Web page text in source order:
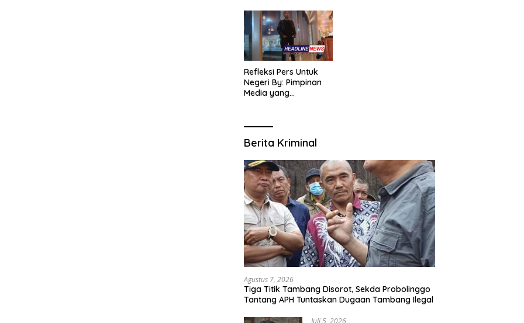
Refleksi Pers Untuk
Negeri By: Pimpinan
Media yang
MULTIMEDIA
Berita Kriminal
Agustus 7, 2026
Tiga Titik Tambang Disorot, Sekda Probolinggo
Tantang APH Tuntaskan Dugaan Tambang Ilegal